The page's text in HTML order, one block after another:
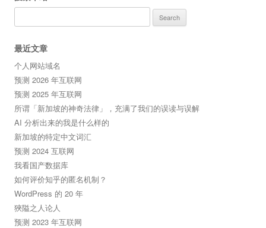
for:
最近文章
个人网站域名
预测 2026 年互联网
预测 2025 年互联网
所谓「新加坡的神奇法律」，充满了我们的误读与误解
AI 分析出来的我是什么样的
新加坡的特定中文词汇
预测 2024 互联网
我看国产数据库
如何评价知乎的匿名机制？
WordPress 的 20 年
狹隘之人论人
预测 2023 年互联网